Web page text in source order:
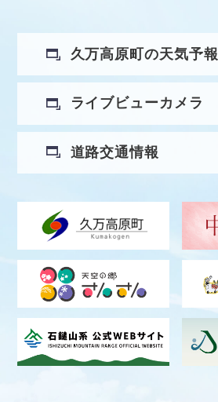
久万高原町の天気予報
ライブビューカメラ
道路交通情報